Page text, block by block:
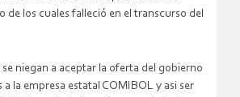
de los cuales falleció en el transcurso del
niegan a aceptar la oferta del gobierno
la empresa estatal COMIBOL y asi ser